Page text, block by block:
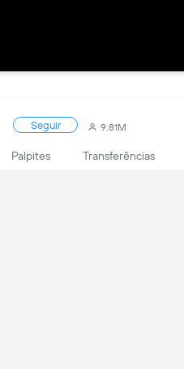
Seguir 9.81M
Palpites Transferências